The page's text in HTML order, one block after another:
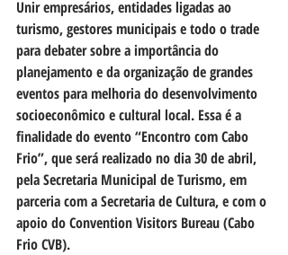
Unir empresários, entidades ligadas ao
turismo, gestores municipais e todo o trade
para debater sobre a importância do
planejamento e da organização de grandes
eventos para melhoria do desenvolvimento
socioeconômico e cultural local. Essa é a
finalidade do evento “Encontro com Cabo
Frio”, que será realizado no dia 30 de abril,
pela Secretaria Municipal de Turismo, em
parceria com a Secretaria de Cultura, e com o
apoio do Convention Visitors Bureau (Cabo
Frio CVB).